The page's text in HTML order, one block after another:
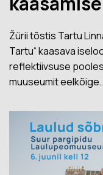
Žürii tõstis Tartu
Tartu“ kaasava
reflektiivsuse
muuseumit